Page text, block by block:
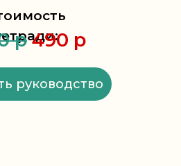
р490 р
руководство